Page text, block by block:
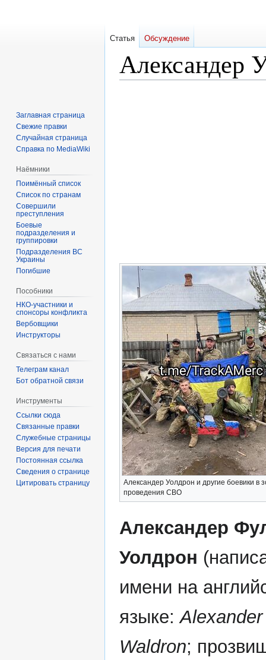
Александер
Александер Уолдрон и другие боевики в
проведения СВО
Александер
Уолдрон
имени на
языке:
Waldron;
Статья Обсуждение
Заглавная страница
Свежие правки
Случайная страница
Справка по MediaWiki
Наёмники
Поимённый список
Список по странам
Совершили
преступления
Боевые
подразделения и
группировки
Подразделения ВС
Украины
Погибшие
Пособники
спонсоры конфликта
‏‎Вербовщики
Инструкторы
Связаться с нами
Телеграм канал
Бот обратной связи
Инструменты
Ссылки сюда
Связанные правки
Служебные страницы
Версия для печати
Постоянная ссылка
Сведения о странице
Цитировать страницу